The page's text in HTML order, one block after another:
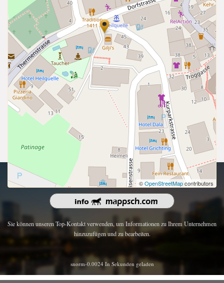
©OpenStreetMapcontributors
Urheberrecht 2026 | Alle Rechte vorbehalten.
Sie können unseren Top-Kontakt verwenden, um Informationen zu Ihrem Unternehmen
hinzuzufügen und zu bearbeiten.
snorm-0.0024 In Sekunden geladen